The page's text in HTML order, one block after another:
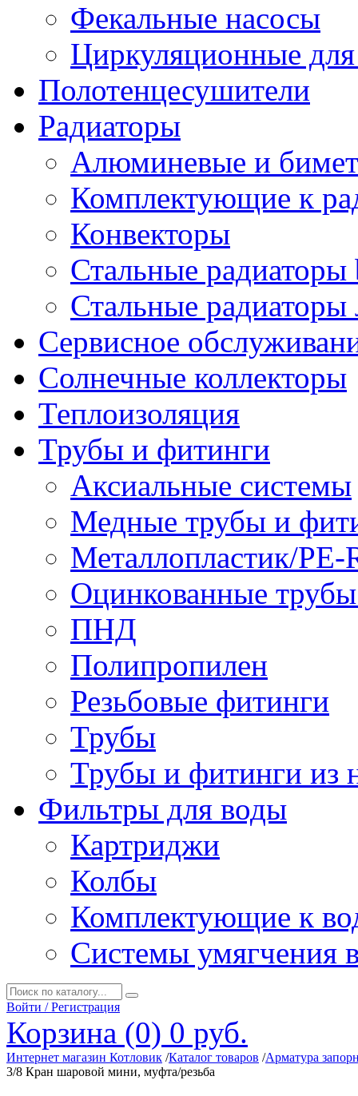
Фекальные насосы
Циркуляционные для
Полотенцесушители
Радиаторы
Алюминевые и
Комплектующие к
Конвекторы
Стальные радиаторы
Стальные радиаторы
Сервисное
Солнечные коллекторы
Теплоизоляция
Трубы и фитинги
Аксиальные системы
Медные трубы и
Металлопластик/
Оцинкованные
ПНД
Полипропилен
Резьбовые фитинги
Трубы
Трубы и фитинги из
Фильтры для воды
Картриджи
Колбы
Комплектующие к
Системы умягчения
Войти / Регистрация
Корзина (0) 0 руб.
Интернет магазин Котловик /Каталог товаров /Арматура
3/8 Кран шаровой мини, муфта/резьба